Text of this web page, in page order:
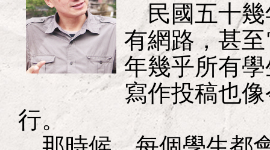
民國五十幾
有網路，甚
年幾乎所有
寫作投稿也
行。